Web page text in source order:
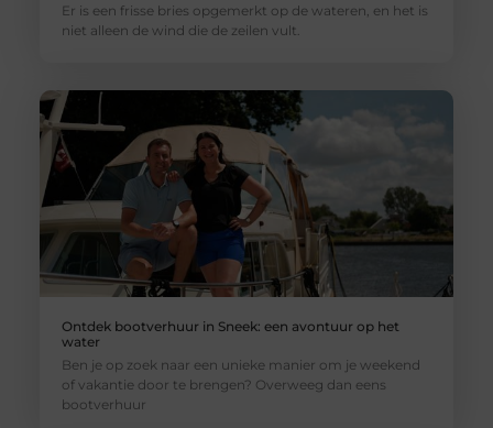
Er is een frisse bries opgemerkt op de wateren, en het is
niet alleen de wind die de zeilen vult.
Ontdek bootverhuur in Sneek: een avontuur op het
water
Ben je op zoek naar een unieke manier om je weekend
of vakantie door te brengen? Overweeg dan eens
bootverhuur